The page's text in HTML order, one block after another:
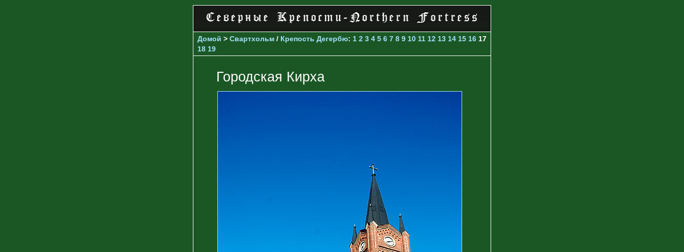
Домой > Свартхольм / Крепость Дегербю: 1 2 3 4 5 6 7 8 9 10 11 12 13 14 15 16 17
18 19
Городская Кирха